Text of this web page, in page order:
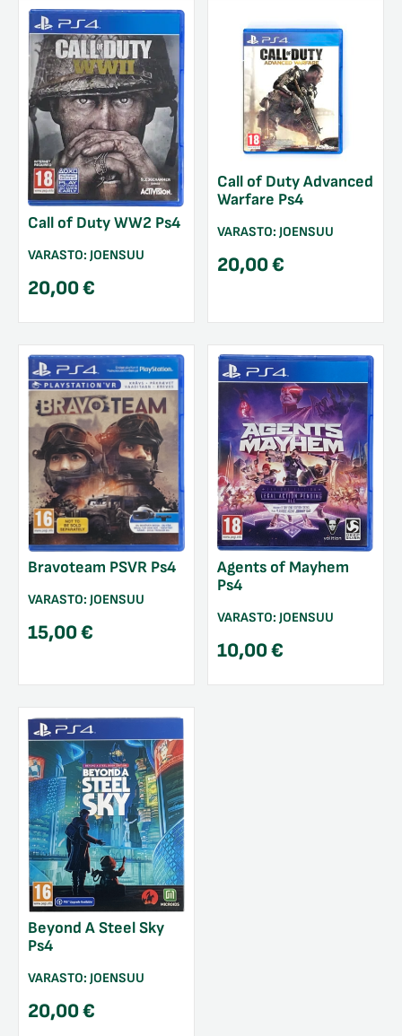
Call of Duty WW2 Ps4
VARASTO: JOENSUU
20,00€
Call of Duty Advanced
Warfare Ps4
VARASTO: JOENSUU
20,00€
Bravoteam PSVR Ps4
VARASTO: JOENSUU
15,00€
Agents of Mayhem
Ps4
VARASTO: JOENSUU
10,00€
Beyond A Steel Sky
Ps4
VARASTO: JOENSUU
20,00€